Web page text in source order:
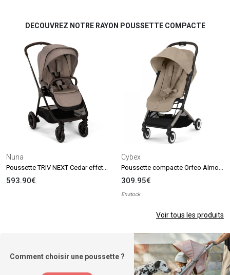
DECOUVREZ NOTRE RAYON POUSSETTE COMPACTE
Nuna
593.90€
Cybex
309.95€
En stock
Voir tous les produits
Comment choisir une poussette ?